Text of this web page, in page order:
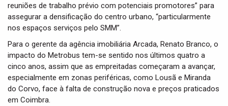
reuniões de trabalho prévio com potenciais promotores” para
assegurar a densificação do centro urbano, “particularmente
nos espaços serviços pelo SMM”.
Para o gerente da agência imobiliária Arcada, Renato Branco, o
impacto do Metrobus tem-se sentido nos últimos quatro a
cinco anos, assim que as empreitadas começaram a avançar,
especialmente em zonas periféricas, como Lousã e Miranda
do Corvo, face à falta de construção nova e preços praticados
em Coimbra.